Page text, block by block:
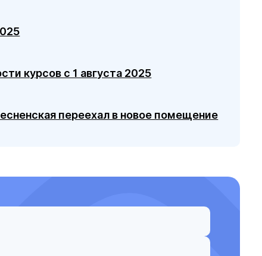
курсов с 1 августа 2025
переехал в новое помещение